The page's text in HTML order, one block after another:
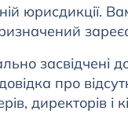
юрисдикції.
засвідчені
про
директорів і